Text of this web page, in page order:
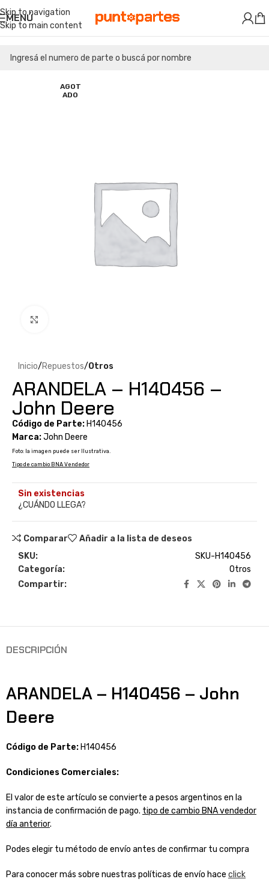
Skip to navigation
Skip to main content
MENÚ
AGOT
ADO
Inicio Repuestos Otros
ARANDELA – H140456 –
John Deere
Código de Parte: H140456
Marca:John Deere
Foto: la imagen puede ser Ilustrativa.
Tipo de cambio BNA Vendedor
Sin existencias
¿CUÁNDO LLEGA?
Comparar
Añadir a la lista de deseos
SKU:
SKU-H140456
Categoría:
Otros
Compartir:
DESCRIPCIÓN
ARANDELA – H140456 – John
Deere
Código de Parte: H140456
Condiciones Comerciales:
El valor de este artículo se convierte a pesos argentinos en la
instancia de confirmación de pago. tipo de cambio BNA vendedor
día anterior.
Podes elegir tu método de envío antes de confirmar tu compra
Para conocer más sobre nuestras políticas de envío hace click